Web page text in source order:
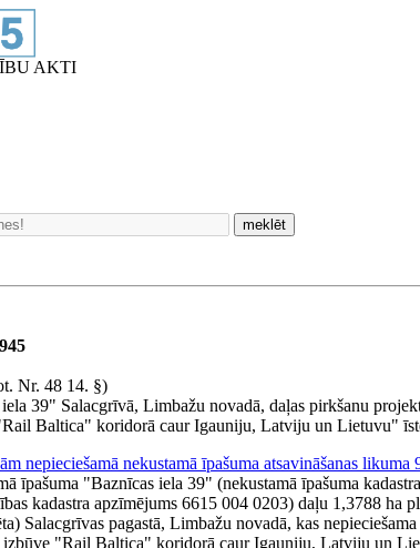
AKTI
meklēt
Nr. 48 14. §)
39" Salacgrīvā, Limbažu novadā, daļas pirkšanu
Baltica" koridorā caur Igauniju, Latviju un Lietuvu"
nepieciešamā nekustamā īpašuma atsavināšanas likuma
īpašuma "Baznīcas iela 39" (nekustamā īpašuma
kadastra apzīmējums 6615 004 0203) daļu 1,3788 ha
Salacgrīvas pagastā, Limbažu novadā, kas
"Rail Baltica" koridorā caur Igauniju, Latviju un